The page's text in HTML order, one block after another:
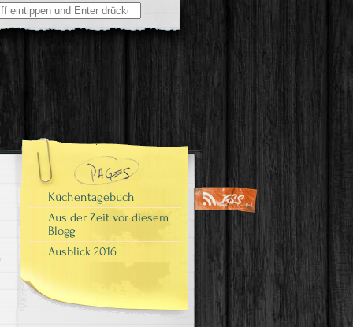
Küchentagebuch
Aus der Zeit vor diesem
Blogg
Ausblick 2016